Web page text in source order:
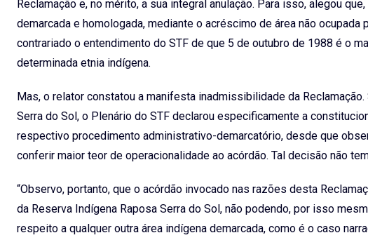
Reclamação e, no mérito, a sua integral anulação. Para isso, alegou
demarcada e homologada, mediante o acréscimo de área não
contrariado o entendimento do STF de que 5 de outubro de 1988 é o
determinada etnia indígena.
Mas, o relator constatou a manifesta inadmissibilidade da
Serra do Sol, o Plenário do STF declarou especificamente a
respectivo procedimento administrativo-demarcatório, desde que
conferir maior teor de operacionalidade ao acórdão. Tal decisão não
“Observo, portanto, que o acórdão invocado nas razões desta
da Reserva Indígena Raposa Serra do Sol, não podendo, por isso
respeito a qualquer outra área indígena demarcada, como é o caso